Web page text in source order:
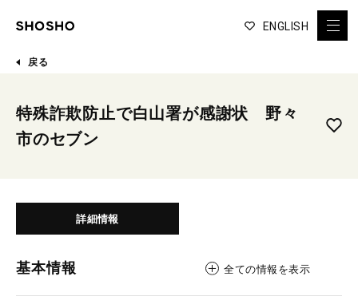
ENGLISH
戻る
特殊詐欺防止で白山署が感謝状 野々
市のセブン
詳細情報
基本情報 全ての情報を表示